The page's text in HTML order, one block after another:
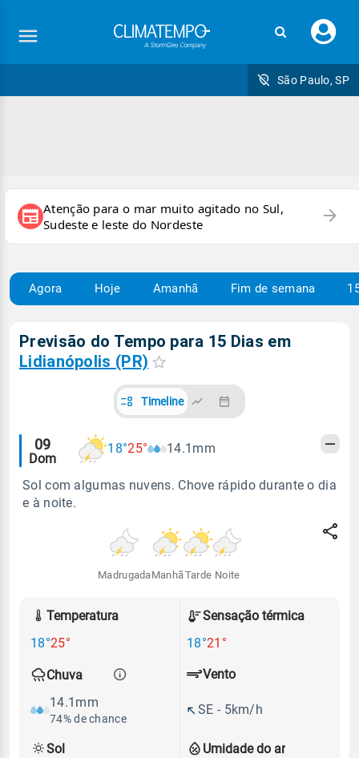
seu
São Paulo, SP
newspaper Atenção para o mar muito agitado no Sul,
Sudeste e leste do Nordeste
arrow_forward
Agora Hoje Amanhã Fim de semana
Previsão do Tempo para 15 Dias em
Lidianópolis (PR)
Timeline
Alertas
meteorológicos
09
Dom
18°25° 14.1mm
Sol com algumas nuvens. Chove rápido durante o dia
e à noite.
Madrugada Manhã Tarde Noite
Temperatura
18°25°
Sensação térmica
18°21°
Chuva
14.1mm
74% de chance
Umidade do ar
Vento
SE - 5km/h
Sol